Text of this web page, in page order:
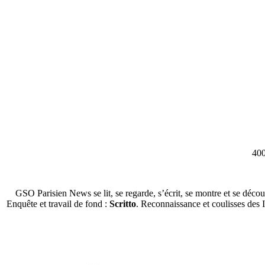
GSO Parisien News se lit, se regarde, s’écrit, se montre et se
Enquête et travail de fond : Scritto. Reconnaissance et coulisses